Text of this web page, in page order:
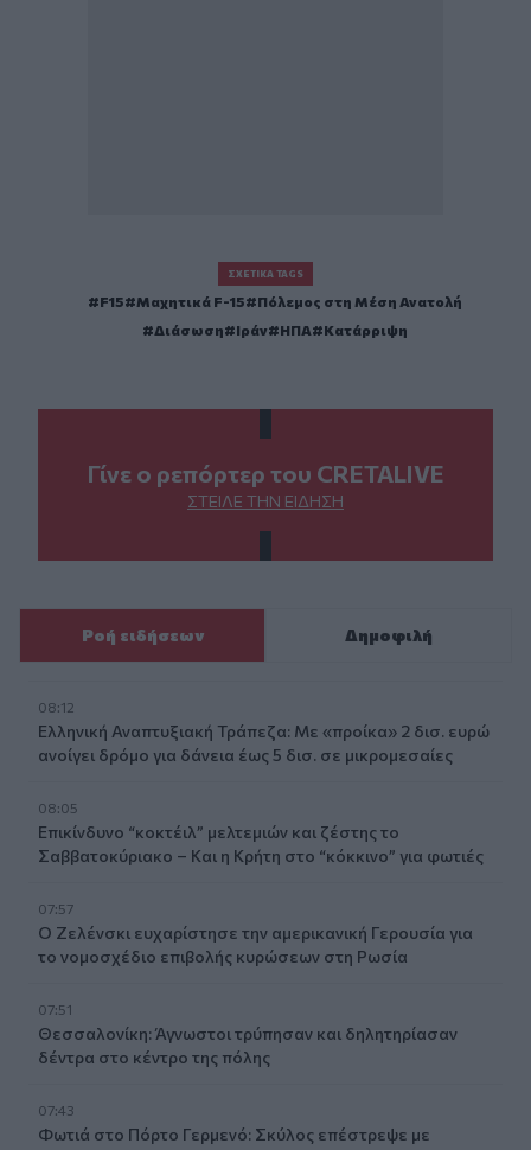
ΣΧΕΤΙΚΆ TAGS
F15 Μαχητικά F-15
Πόλεμος στη Μέση Ανατολή
Διάσωση
Ιράν ΗΠΑ Κατάρριψη
Γίνε ο ρεπόρτερ του CRETALIVE
ΣΤΕΊΛΕ ΤΗΝ ΕΊΔΗΣΗ
Ροή ειδήσεων Δημοφιλή
08:12
Ελληνική Αναπτυξιακή Τράπεζα: Με «προίκα» 2 δισ. ευρώ
ανοίγει δρόμο για δάνεια έως 5 δισ. σε μικρομεσαίες
08:05
Επικίνδυνο “κοκτέιλ” μελτεμιών και ζέστης το
Σαββατοκύριακο – Και η Κρήτη στο “κόκκινο” για φωτιές
07:57
Ο Ζελένσκι ευχαρίστησε την αμερικανική Γερουσία για
το νομοσχέδιο επιβολής κυρώσεων στη Ρωσία
07:51
Θεσσαλονίκη: Άγνωστοι τρύπησαν και δηλητηρίασαν
δέντρα στο κέντρο της πόλης
07:43
Φωτιά στο Πόρτο Γερμενό: Σκύλος επέστρεψε με